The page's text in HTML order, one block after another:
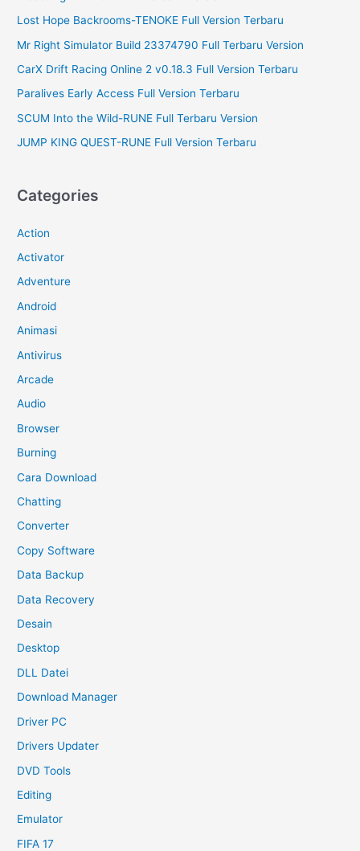
Lost Hope Backrooms-TENOKE Full Version Terbaru
Mr Right Simulator Build 23374790 Full Terbaru Version
CarX Drift Racing Online 2 v0.18.3 Full Version Terbaru
Paralives Early Access Full Version Terbaru
SCUM Into the Wild-RUNE Full Terbaru Version
JUMP KING QUEST-RUNE Full Version Terbaru
Categories
Action
Activator
Adventure
Android
Animasi
Antivirus
Arcade
Audio
Browser
Burning
Cara Download
Chatting
Converter
Copy Software
Data Backup
Data Recovery
Desain
Desktop
DLL Datei
Download Manager
Driver PC
Drivers Updater
DVD Tools
Editing
Emulator
FIFA 17